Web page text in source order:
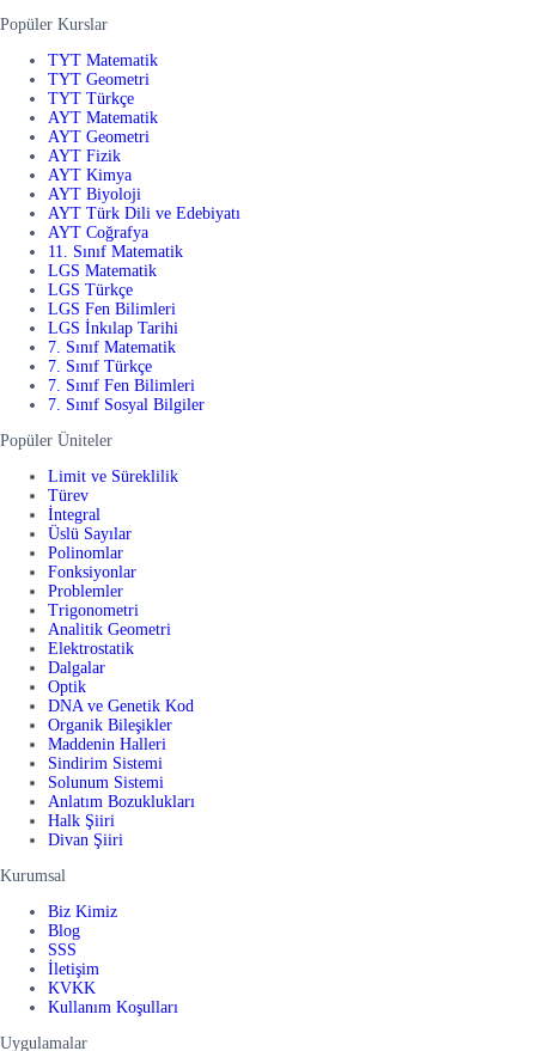
Popüler Kurslar
TYT Matematik
TYT Geometri
TYT Türkçe
AYT Matematik
AYT Geometri
AYT Fizik
AYT Kimya
AYT Biyoloji
AYT Türk Dili ve Edebiyatı
AYT Coğrafya
11. Sınıf Matematik
LGS Matematik
LGS Türkçe
LGS Fen Bilimleri
LGS İnkılap Tarihi
7. Sınıf Matematik
7. Sınıf Türkçe
7. Sınıf Fen Bilimleri
7. Sınıf Sosyal Bilgiler
Popüler Üniteler
Limit ve Süreklilik
Türev
İntegral
Üslü Sayılar
Polinomlar
Fonksiyonlar
Problemler
Trigonometri
Analitik Geometri
Elektrostatik
Dalgalar
Optik
DNA ve Genetik Kod
Organik Bileşikler
Maddenin Halleri
Sindirim Sistemi
Solunum Sistemi
Anlatım Bozuklukları
Halk Şiiri
Divan Şiiri
Kurumsal
Biz Kimiz
Blog
SSS
İletişim
KVKK
Kullanım Koşulları
Uygulamalar